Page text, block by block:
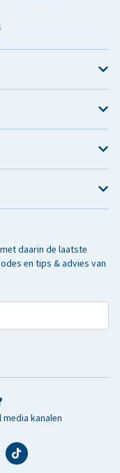
daarin de laatste
en tips & advies van
kanalen